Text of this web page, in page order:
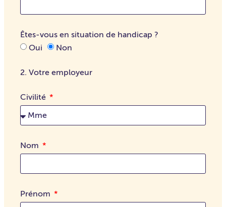
Êtes-vous en situation de handicap ?
Oui
Non
2. Votre employeur
Civilité
Nom
Prénom